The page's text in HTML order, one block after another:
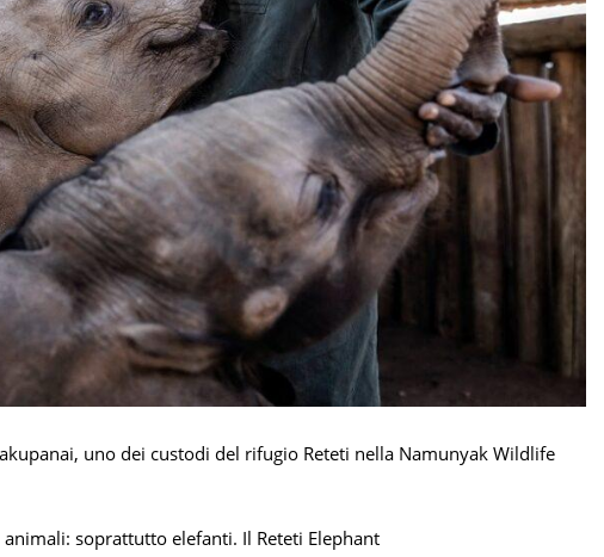
uno dei custodi del rifugio Reteti nella Namunyak Wildlife
soprattutto elefanti. Il Reteti Elephant